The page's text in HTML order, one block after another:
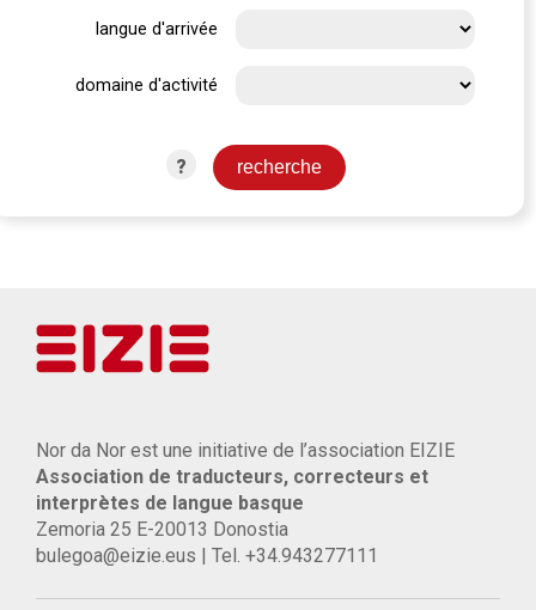
langue d'arrivée
domaine d'activité
?
Nor da Nor est une initiative de l’association EIZIE
Association de traducteurs, correcteurs et
interprètes de langue basque
Zemoria 25 E-20013 Donostia
bulegoa@eizie.eus | Tel. +34.943277111